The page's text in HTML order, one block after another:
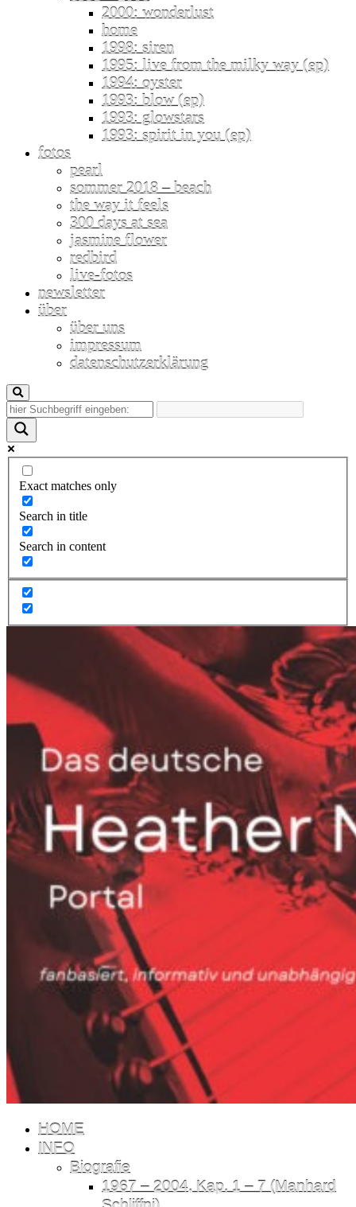
2000: wonderlust
home
1998: siren
1995: live from the milky way (ep)
1994: oyster
1993: blow (ep)
1993: glowstars
1993: spirit in you (ep)
fotos
pearl
sommer 2018 – beach
the way it feels
300 days at sea
jasmine flower
redbird
live-fotos
newsletter
über
über uns
impressum
datenschutzerklärung
Exact matches only
Search in title
Search in content
HOME
INFO
Biografie
1967 – 2004, Kap. 1 – 7 (Manhard